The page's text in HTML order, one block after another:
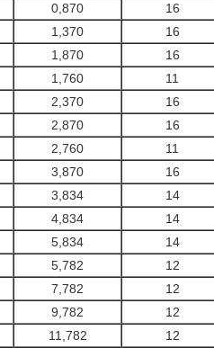
0,870
16
1,370
16
1,870
16
1,760
11
2,370
16
2,870
16
2,760
11
3,870
16
3,834
14
4,834
14
5,834
14
5,782
12
7,782
12
9,782
12
11,782
12